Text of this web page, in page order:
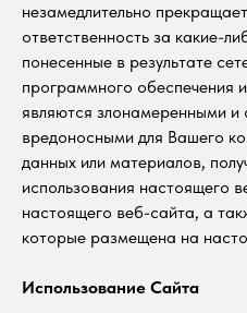
незамедлительно
ответственность за какие-
понесенные в результате
программного обеспечения
являются злонамеренными и
вредоносными для Вашего
данных или материалов,
использования настоящего
настоящего веб-сайта, а
которые размещена на
Использование Сайта